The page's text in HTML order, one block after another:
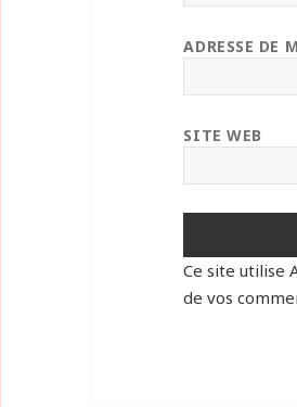
ADRESSE DE
SITE WEB
Ce site utilise
de vos